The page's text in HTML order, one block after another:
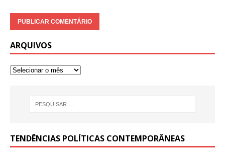
ARQUIVOS
TENDÊNCIAS POLÍTICAS CONTEMPORÂNEAS